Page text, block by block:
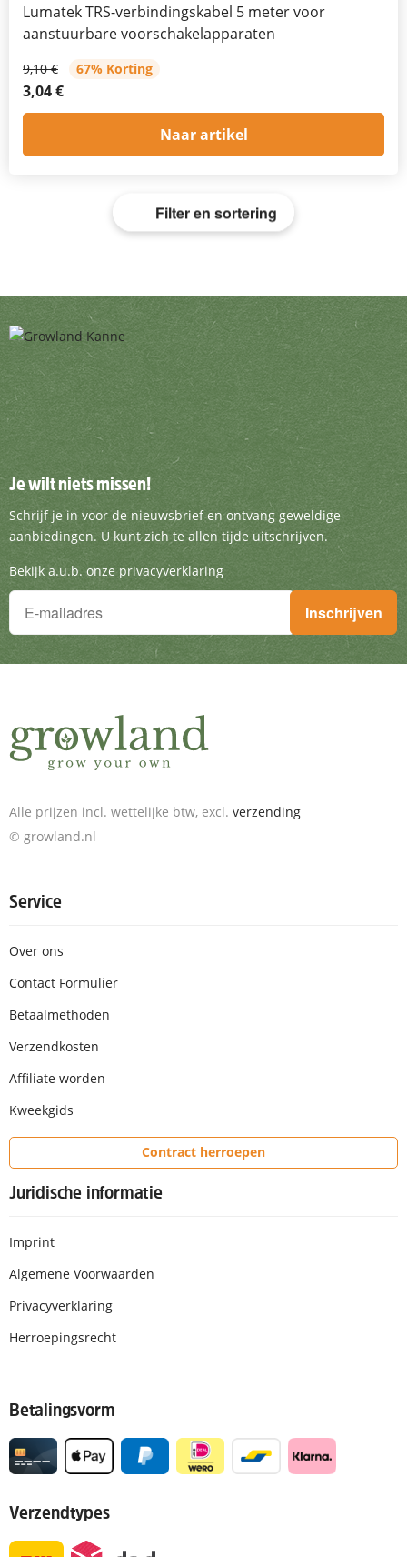
Filter en sortering
Lumatek TRS-verbindingskabel 5 meter voor
aanstuurbare voorschakelapparaten
9,10 € 67% Korting
3,04 €
Naar artikel
Je wilt niets missen!
Schrijf je in voor de nieuwsbrief en ontvang
Je wilt niets missen!
Schrijf je in voor de nieuwsbrief en ontvang geweldige
aanbiedingen. U kunt zich te allen tijde uitschrijven.
Bekijk a.u.b. onze privacyverklaring
Je wilt niets missen!
Schrijf je in voor de nieuwsbrief en ontvang geweldige
Inschrijven
Alle prijzen incl. wettelijke btw, excl. verzending
© growland.nl
Service
Over ons
Contact Formulier
Betaalmethoden
Verzendkosten
Affiliate worden
Kweekgids
Contract herroepen
Juridische informatie
Imprint
Algemene Voorwaarden
Privacyverklaring
Herroepingsrecht
Betalingsvorm
Verzendtypes